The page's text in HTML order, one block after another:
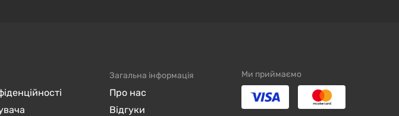
Загальна інформація
Про нас
Відгуки
Ми приймаємо